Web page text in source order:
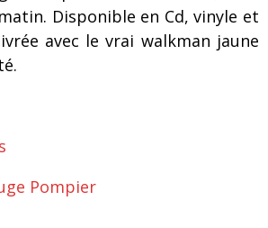
Disponible en Cd, vinyle et
avec le vrai walkman jaune
Pompier